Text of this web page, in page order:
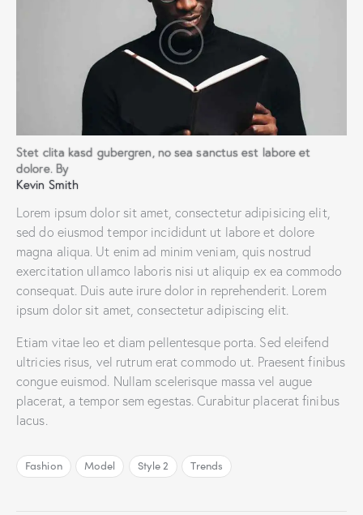
Stet clita kasd gubergren, no sea sanctus est labore et
dolore. By
Kevin Smith
Lorem ipsum dolor sit amet, consectetur adipisicing elit,
sed do eiusmod tempor incididunt ut labore et dolore
magna aliqua. Ut enim ad minim veniam, quis nostrud
exercitation ullamco laboris nisi ut aliquip ex ea commodo
consequat. Duis aute irure dolor in reprehenderit. Lorem
ipsum dolor sit amet, consectetur adipiscing elit.
Etiam vitae leo et diam pellentesque porta. Sed eleifend
ultricies risus, vel rutrum erat commodo ut. Praesent finibus
congue euismod. Nullam scelerisque massa vel augue
placerat, a tempor sem egestas. Curabitur placerat finibus
lacus.
Fashion Model Style 2 Trends